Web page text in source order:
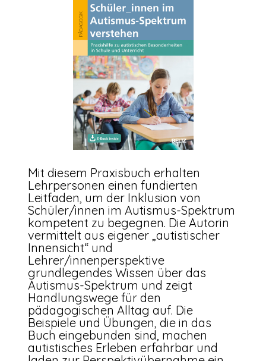
Mit diesem Praxisbuch erhalten
Lehrpersonen einen fundierten
Leitfaden, um der Inklusion von
Schüler/innen im Autismus-Spektrum
kompetent zu begegnen. Die Autorin
vermittelt aus eigener „autistischer
Innensicht“ und
Lehrer/innenperspektive
grundlegendes Wissen über das
Autismus-Spektrum und zeigt
Handlungswege für den
pädagogischen Alltag auf. Die
Beispiele und Übungen, die in das
Buch eingebunden sind, machen
autistisches Erleben erfahrbar und